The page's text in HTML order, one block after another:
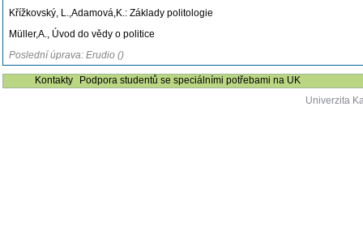
Křížkovský, L.,Adamová,K.: Základy politologie
Müller,A., Úvod do vědy o politice
Poslední úprava: Erudio ()
Kontakty
Podpora studentů se speciálními potřebami na UK
Univerzita